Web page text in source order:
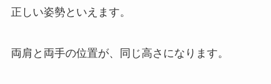
正しい姿勢といえます。
両肩と両手の位置が、同じ高さになります。